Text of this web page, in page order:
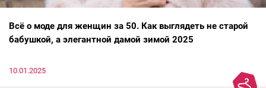
Всё о моде для женщин за 50. Как выглядеть не старой
бабушкой, а элегантной дамой зимой 2025
10.01.2025